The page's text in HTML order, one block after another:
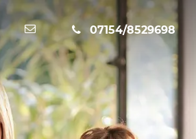
Nachricht schreiben
07154/8529698